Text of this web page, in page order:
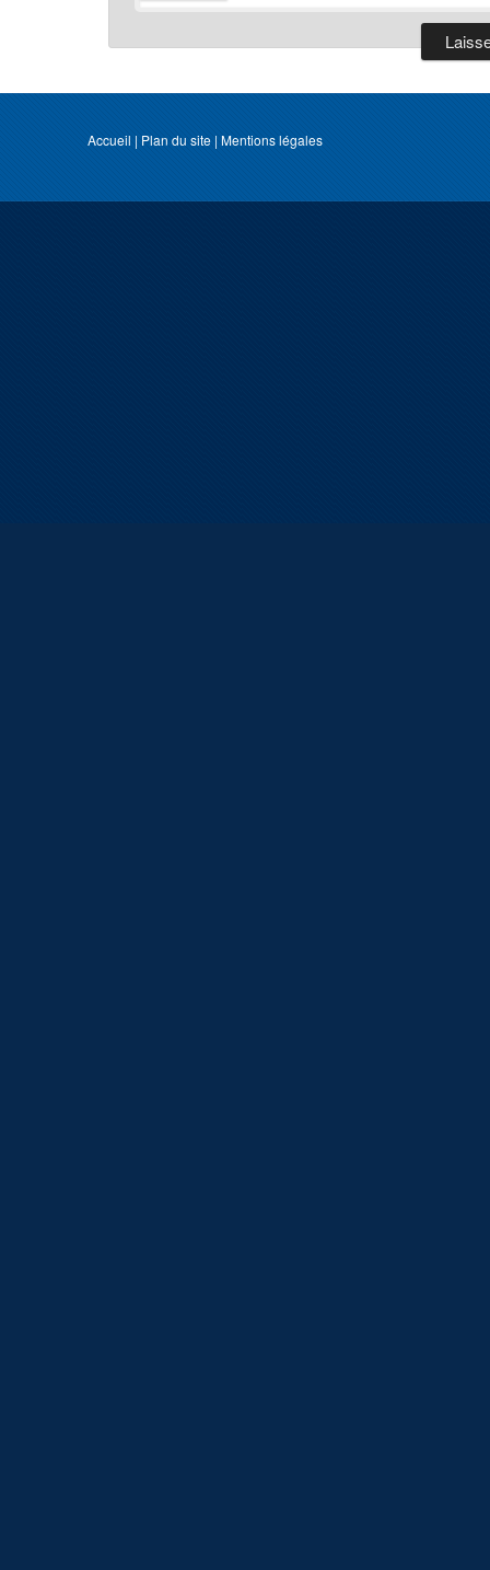
Accueil | Plan du site | Mentions légales